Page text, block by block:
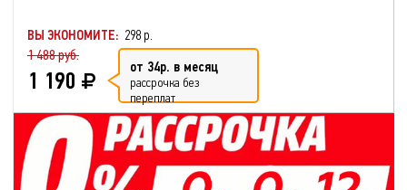
ВЫ ЭКОНОМИТЕ: 298 р.
1 488 руб.
1 190 от 34р. в месяц
рассрочка без
переплат